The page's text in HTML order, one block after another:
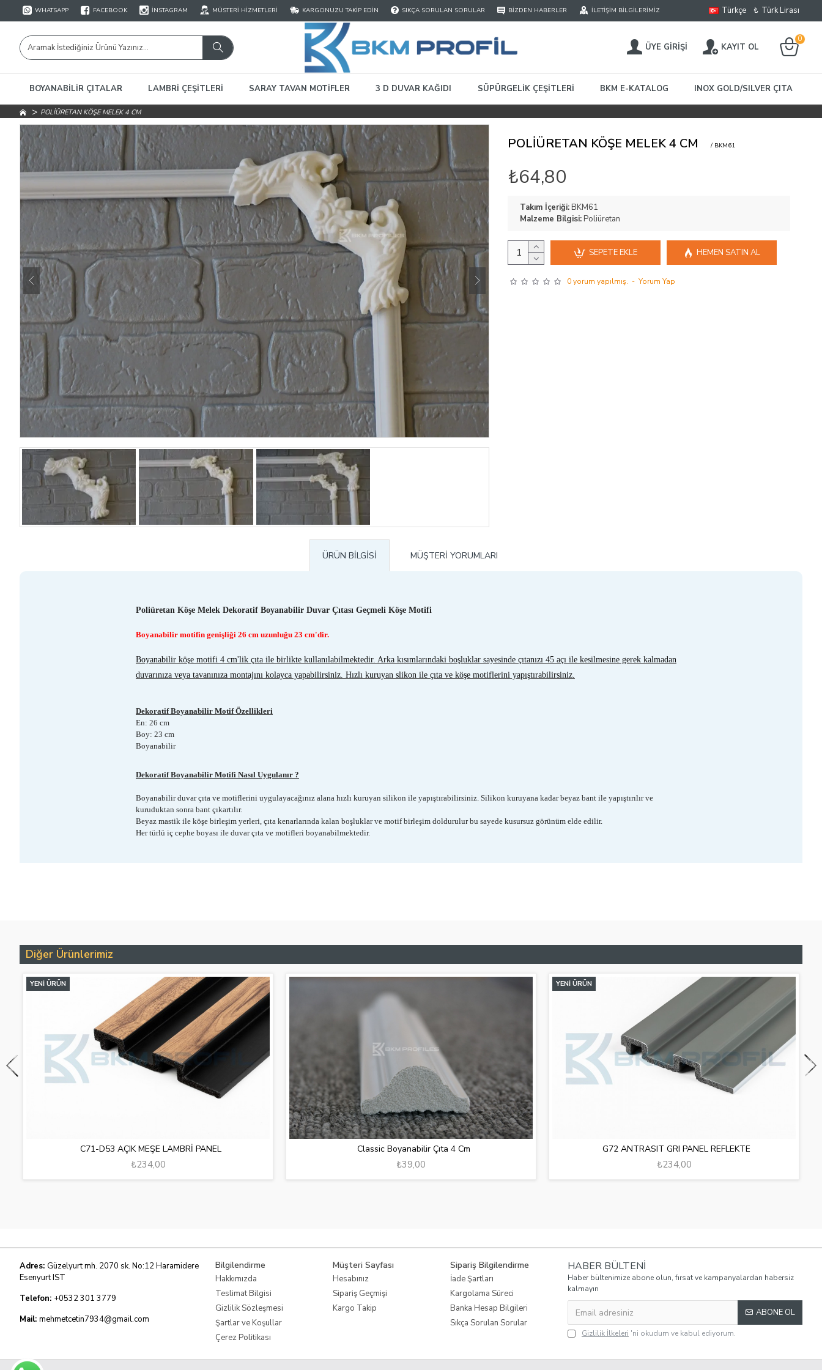
WHATSAPP FACEBOOK İNSTAGRAM MÜSTERI HIZMETLERI KARGONUZU TAKIP EDIN SIKÇA SORULAN SORULAR BIZDEN HABERLER İLETIŞIM BILGILERIMIZ Türkçe ₺ Türk Lirası
ÜYE GIRIŞI KAYIT OL
0
BOYANABILIR ÇITALAR LAMBRI ÇEŞITLERI SARAY TAVAN MOTIFLER 3 D DUVAR KAĞIDI SÜPÜRGELIK ÇEŞITLERI BKM E-KATALOG INOX GOLD/SILVER ÇITA
POLİÜRETAN KÖŞE MELEK 4 CM
POLİÜRETAN KÖŞE MELEK 4 CM / BKM61
Takım İçeriği: BKM61
Malzeme Bilgisi: Poliüretan
0 yorum yapılmış. - Yorum Yap
₺64,80
SEPETE EKLE HEMEN SATIN AL
ÜRÜN BILGISI MÜŞTERI YORUMLARI
Poliüretan Köşe Melek Dekoratif Boyanabilir Duvar Çıtası Geçmeli Köşe Motifi
Boyanabilir motifin genişliği 26 cm uzunluğu 23 cm'dir.
Boyanabilir köşe motifi 4 cm'lik çıta ile birlikte kullanılabilmektedir. Arka kısımlarındaki boşluklar sayesinde çıtanızı 45 açı ile kesilmesine gerek kalmadan
duvarınıza veya tavanınıza montajını kolayca yapabilirsiniz. Hızlı kuruyan slikon ile çıta ve köşe motiflerini yapıştırabilirsiniz.
Dekoratif Boyanabilir Motif Özellikleri
En: 26 cm
Boy: 23 cm
Boyanabilir
Dekoratif Boyanabilir Motifi Nasıl Uygulanır ?
Boyanabilir duvar çıta ve motiflerini uygulayacağınız alana hızlı kuruyan silikon ile yapıştırabilirsiniz. Silikon kuruyana kadar beyaz bant ile yapıştırılır ve
kuruduktan sonra bant çıkartılır.
Beyaz mastik ile köşe birleşim yerleri, çıta kenarlarında kalan boşluklar ve motif birleşim doldurulur bu sayede kusursuz görünüm elde edilir.
Her türlü iç cephe boyası ile duvar çıta ve motifleri boyanabilmektedir.
Diğer Ürünlerimiz
YENI ÜRÜN
C71-D53 AÇIK MEŞE LAMBRİ PANEL
₺234,00
Classic Boyanabilir Çıta 4 Cm
₺39,00
YENI ÜRÜN
G72 ANTRASIT GRI PANEL REFLEKTE
₺234,00
Adres: Güzelyurt mh. 2070 sk. No:12 Haramidere
Esenyurt IST
Telefon: +0532 301 3779
Mail: mehmetcetin7934@gmail.com
Bilgilendirme
Hakkımızda
Teslimat Bilgisi
Gizlilik Sözleşmesi
Şartlar ve Koşullar
Çerez Politikası
Müşteri Sayfası
Hesabınız
Sipariş Geçmişi
Kargo Takip
Sipariş Bilgilendirme
İade Şartları
Kargolama Süreci
Banka Hesap Bilgileri
Sıkça Sorulan Sorular
HABER BÜLTENI
Haber bültenimize abone olun, fırsat ve kampanyalardan habersiz
kalmayın
ABONE OL
Gizlilik İlkeleri 'ni okudum ve kabul ediyorum.